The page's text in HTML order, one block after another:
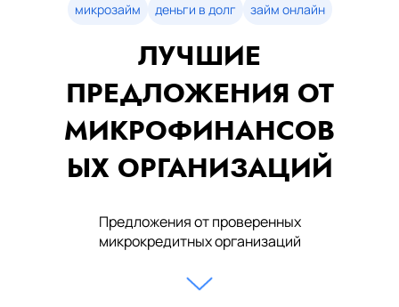
микрозайм
деньги в долг займ онлайн
ЛУЧШИЕ
ПРЕДЛОЖЕНИЯ ОТ
МИКРОФИНАНСОВ
ЫХ ОРГАНИЗАЦИЙ
Предложения от проверенных
микрокредитных организаций